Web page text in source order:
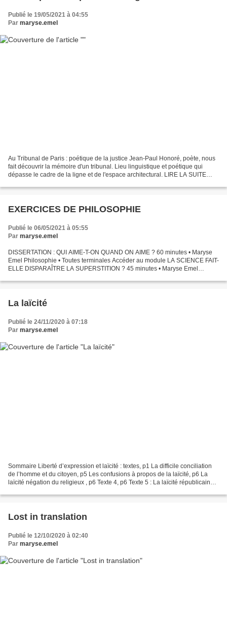
Publié le 19/05/2021 à 04:55
Par maryse.emel
Au Tribunal de Paris : poétique de la justice Jean-Paul Honoré, poète, nous
fait découvrir la mémoire d'un tribunal. Lieu linguistique et poétique qui
dépasse le cadre de la ligne et de l'espace architectural. LIRE LA SUITE
EXERCICES DE PHILOSOPHIE
Publié le 06/05/2021 à 05:55
Par maryse.emel
DISSERTATION : QUI AIME-T-ON QUAND ON AIME ? 60 minutes • Maryse
Emel Philosophie • Toutes terminales Accéder au module LA SCIENCE FAIT-
ELLE DISPARAÎTRE LA SUPERSTITION ? 45 minutes • Maryse Emel
La laïcité
Publié le 24/11/2020 à 07:18
Par maryse.emel
Sommaire Liberté d’expression et laïcité : textes, p1 La difficile conciliation
de l’homme et du citoyen, p5 Les confusions à propos de la laïcité, p6 La
laïcité négation du religieux , p6 Texte 4, p6 Texte 5 : La laïcité républicaine
Lost in translation
Publié le 12/10/2020 à 02:40
Par maryse.emel